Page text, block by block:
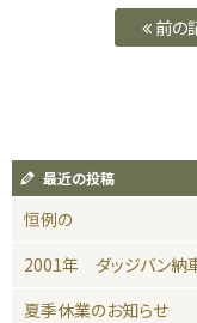
前の
最近の投稿
恒例の
2001年 ダッジバン納
夏季休業のお知らせ